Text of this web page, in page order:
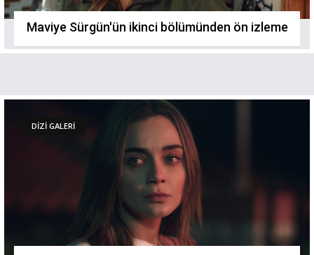
Maviye Sürgün'ün ikinci bölümünden ön izleme
DİZİ GALERİ